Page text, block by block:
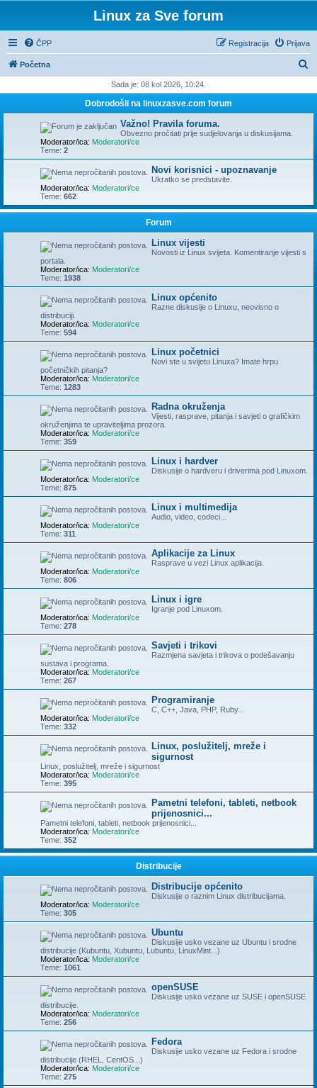
Linux za Sve forum
ČPP Prijava
Registracija
Početna
t
Sada je: 08 kol 2026, 10:24.
Dobrodošli na linuxzasve.com forum
Važno! Pravila foruma.
Obvezno pročitati prije sudjelovanja u diskusijama.
Moderator/ica: Moderatori/ce
Teme: 2
Novi korisnici - upoznavanje
Ukratko se predstavite.
Moderator/ica: Moderatori/ce
Teme: 662
Forum
Linux vijesti
Novosti iz Linux svijeta. Komentiranje vijesti s
portala.
Moderator/ica: Moderatori/ce
Teme: 1938
Linux općenito
Razne diskusije o Linuxu, neovisno o
distribuciji.
Moderator/ica: Moderatori/ce
Teme: 594
Linux početnici
Novi ste u svijetu Linuxa? Imate hrpu
početničkih pitanja?
Moderator/ica: Moderatori/ce
Teme: 1283
Radna okruženja
Vijesti, rasprave, pitanja i savjeti o grafičkim
okruženjima te upraviteljima prozora.
Moderator/ica: Moderatori/ce
Teme: 359
Linux i hardver
Diskusije o hardveru i driverima pod Linuxom.
Moderator/ica: Moderatori/ce
Teme: 875
Linux i multimedija
Audio, video, codeci...
Moderator/ica: Moderatori/ce
Teme: 311
Aplikacije za Linux
Rasprave u vezi Linux aplikacija.
Moderator/ica: Moderatori/ce
Teme: 806
Linux i igre
Igranje pod Linuxom.
Moderator/ica: Moderatori/ce
Teme: 278
Savjeti i trikovi
Razmjena savjeta i trikova o podešavanju
sustava i programa.
Moderator/ica: Moderatori/ce
Teme: 267
Programiranje
C, C++, Java, PHP, Ruby...
Moderator/ica: Moderatori/ce
Teme: 332
Linux, poslužitelj, mreže i
sigurnost
Linux, poslužitelj, mreže i sigurnost
Moderator/ica: Moderatori/ce
Teme: 395
Pametni telefoni, tableti, netbook
prijenosnici...
Pametni telefoni, tableti, netbook prijenosnici...
Moderator/ica: Moderatori/ce
Teme: 352
Distribucije
Distribucije općenito
Diskusije o raznim Linux distribucijama.
Moderator/ica: Moderatori/ce
Teme: 305
Ubuntu
Diskusije usko vezane uz Ubuntu i srodne
distribucije (Kubuntu, Xubuntu, Lubuntu, LinuxMint...)
Moderator/ica: Moderatori/ce
Teme: 1061
openSUSE
Diskusije usko vezane uz SUSE i openSUSE
distribucije.
Moderator/ica: Moderatori/ce
Teme: 256
Fedora
Diskusije usko vezane uz Fedora i srodne
distribucije (RHEL, CentOS...)
Moderator/ica: Moderatori/ce
Teme: 275